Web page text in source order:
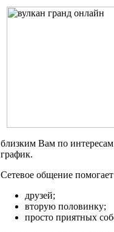
близким Вам по
график.
Сетевое общение
друзей;
вторую половинку;
просто приятных